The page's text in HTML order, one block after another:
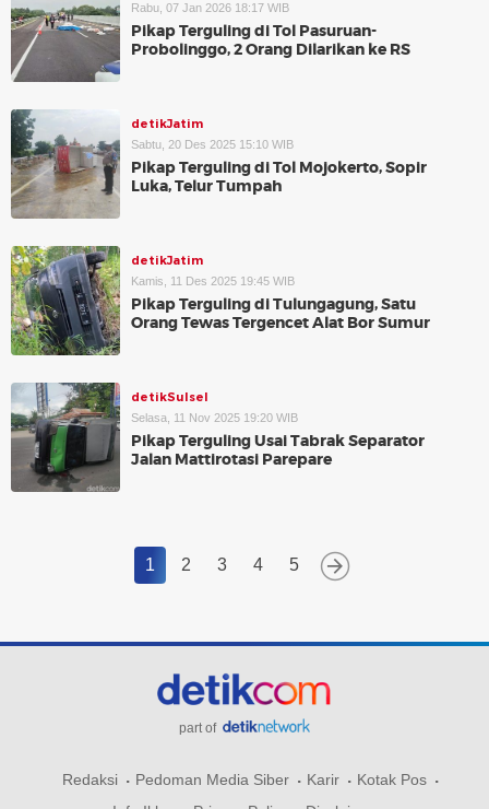
Rabu, 07 Jan 2026 18:17 WIB
Pikap Terguling di Tol Pasuruan-
Probolinggo, 2 Orang Dilarikan ke RS
detikJatim
Sabtu, 20 Des 2025 15:10 WIB
Pikap Terguling di Tol Mojokerto, Sopir
Luka, Telur Tumpah
detikJatim
Kamis, 11 Des 2025 19:45 WIB
Pikap Terguling di Tulungagung, Satu
Orang Tewas Tergencet Alat Bor Sumur
detikSulsel
Selasa, 11 Nov 2025 19:20 WIB
Pikap Terguling Usai Tabrak Separator
Jalan Mattirotasi Parepare
1 2 3 4 5
part of
Redaksi Pedoman Media Siber Karir
Kotak Pos